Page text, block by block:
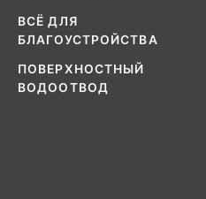
ВСЁ ДЛЯ
БЛАГОУСТРОЙСТВА
ПОВЕРХНОСТНЫЙ
ВОДООТВОД